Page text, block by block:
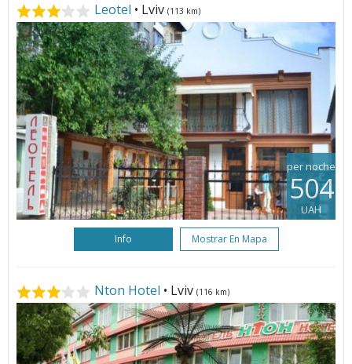
Leotel • Lviv (113 km)
per noche
504
UAH
Info Mostrar En Mapa
Nton Hotel • Lviv (116 km)